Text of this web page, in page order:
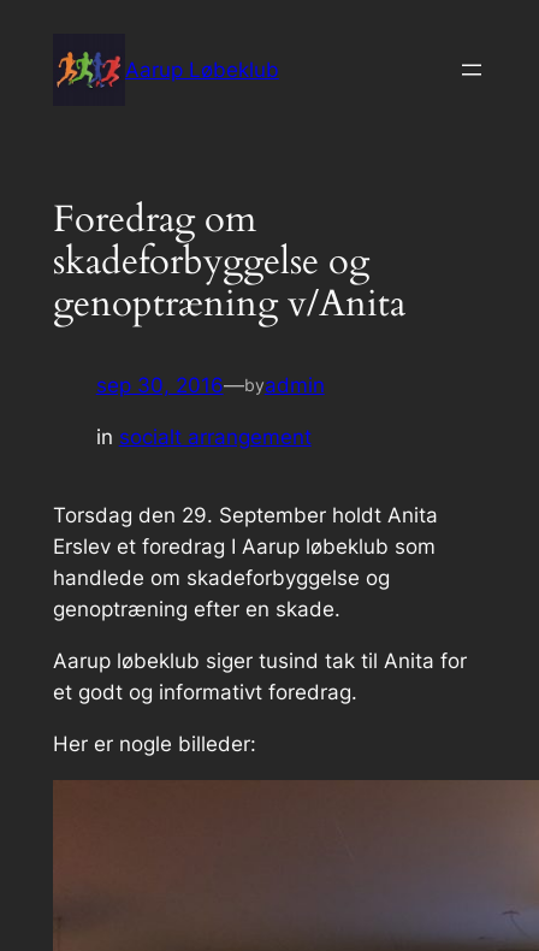
indhold
Aarup Løbeklub
Foredrag om
skadeforbyggelse og
genoptræning v/Anita
sep 30, 2016—byadmin
in socialt arrangement
Torsdag den 29. September holdt Anita
Erslev et foredrag I Aarup løbeklub som
handlede om skadeforbyggelse og
genoptræning efter en skade.
Aarup løbeklub siger tusind tak til Anita for
et godt og informativt foredrag.
Her er nogle billeder: